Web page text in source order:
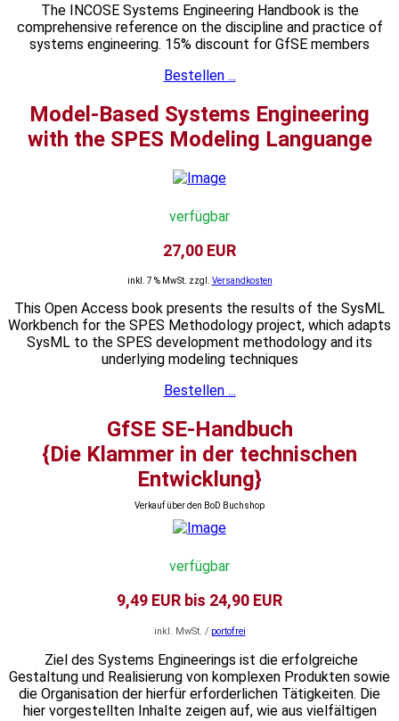
The INCOSE Systems Engineering Handbook is the
comprehensive reference on the discipline and practice of
systems engineering. 15% discount for GfSE members
Bestellen ...
Model-Based Systems Engineering
with the SPES Modeling Languange
verfügbar
27,00 EUR
inkl. 7 % MwSt. zzgl. Versandkosten
This Open Access book presents the results of the SysML
Workbench for the SPES Methodology project, which adapts
SysML to the SPES development methodology and its
underlying modeling techniques
Bestellen ...
GfSE SE-Handbuch
{Die Klammer in der technischen
Entwicklung}
Verkauf über den BoD Buchshop
verfügbar
9,49 EUR bis 24,90 EUR
inkl. MwSt. / portofrei
Ziel des Systems Engineerings ist die erfolgreiche
Gestaltung und Realisierung von komplexen Produkten sowie
die Organisation der hierfür erforderlichen Tätigkeiten. Die
hier vorgestellten Inhalte zeigen auf, wie aus vielfältigen